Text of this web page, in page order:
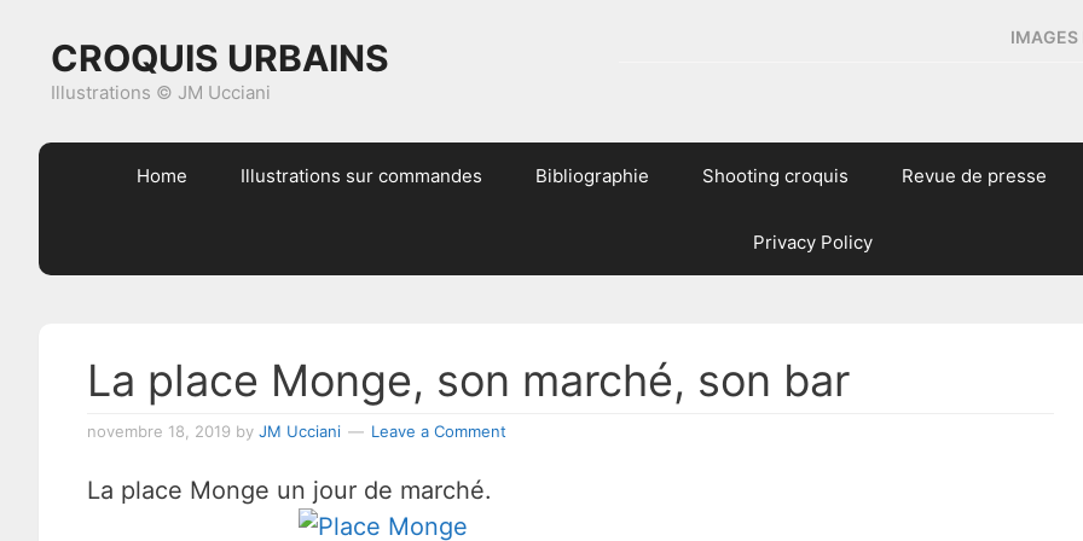
primary
content
primary
footer
CROQUIS URBAINS
Illustrations © JM Ucciani
IMAGES
Home Illustrations sur commandes Bibliographie Shooting croquis Revue de presse
Privacy Policy
La place Monge, son marché, son bar
novembre 18, 2019 by JM Ucciani Leave a Comment
La place Monge un jour de marché.